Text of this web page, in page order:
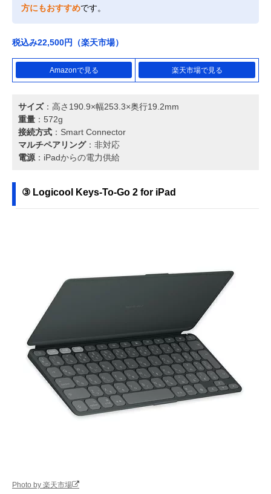
方にもおすすめです。
税込み22,500円（楽天市場）
Amazonで見る 楽天市場で見る
サイズ：高さ190.9×幅253.3×奥行19.2mm
重量 ：572g
接続方式 ：Smart Connector
マルチペアリング：非対応
電源 ：iPadからの電力供給
③ Logicool Keys-To-Go 2 for iPad
Photo by 楽天市場